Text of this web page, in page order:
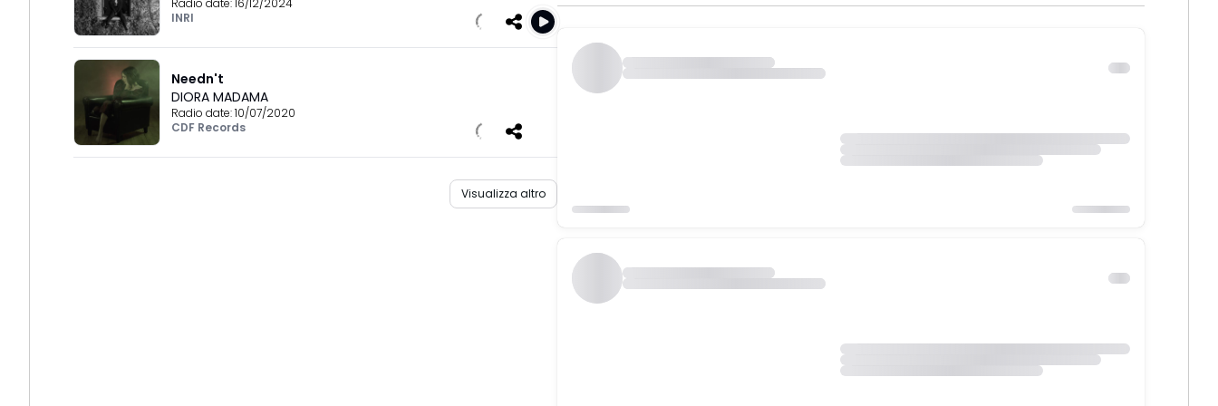
Radio date: 16/12/2024
INRI
Needn't
DIORA MADAMA
Radio date:10/07/2020
CDF Records
Visualizza altro